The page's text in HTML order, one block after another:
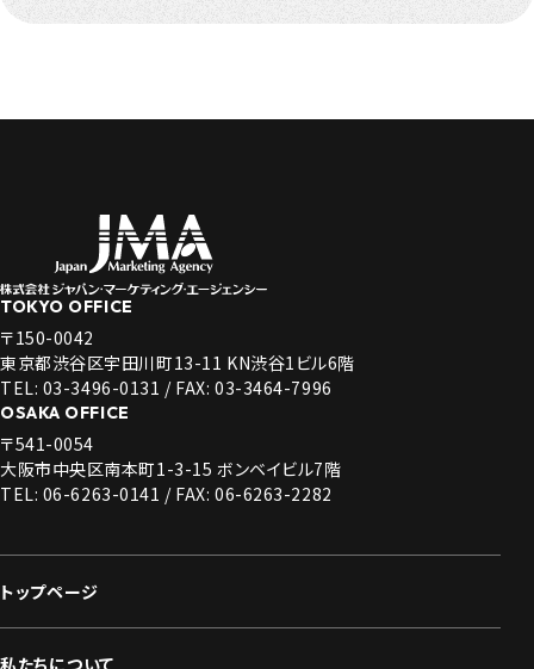
TOKYO OFFICE
〒150-0042
東京都渋谷区宇田川町13-11 KN渋谷1ビル6階
TEL: 03-3496-0131 / FAX: 03-3464-7996
OSAKA OFFICE
〒541-0054
大阪市中央区南本町1-3-15 ボンベイビル7階
TEL: 06-6263-0141 / FAX: 06-6263-2282
トップページ
私たちについて